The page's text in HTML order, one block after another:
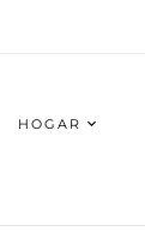
HOGAR